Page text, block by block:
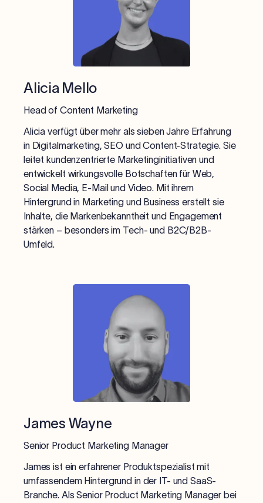
Alicia Mello
Head of Content Marketing
Alicia verfügt über mehr als sieben Jahre Erfahrung
in Digitalmarketing, SEO und Content-Strategie. Sie
leitet kundenzentrierte Marketinginitiativen und
entwickelt wirkungsvolle Botschaften für Web,
Social Media, E-Mail und Video. Mit ihrem
Hintergrund in Marketing und Business erstellt sie
Inhalte, die Markenbekanntheit und Engagement
stärken – besonders im Tech- und B2C/B2B-
Umfeld.
James Wayne
Senior Product Marketing Manager
James ist ein erfahrener Produktspezialist mit
umfassendem Hintergrund in der IT- und SaaS-
Branche. Als Senior Product Marketing Manager bei